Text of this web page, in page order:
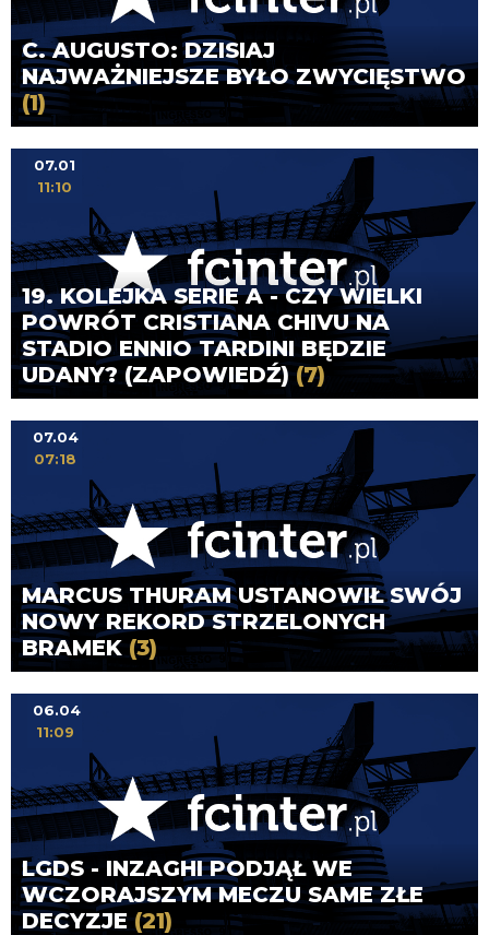
C. AUGUSTO: DZISIAJ
NAJWAŻNIEJSZE BYŁO ZWYCIĘSTWO
(1)
19. KOLEJKA SERIE A - CZY WIELKI
POWRÓT CRISTIANA CHIVU NA
STADIO ENNIO TARDINI BĘDZIE
UDANY? (ZAPOWIEDŹ) (7)
07.01
11:10
MARCUS THURAM USTANOWIŁ SWÓJ
NOWY REKORD STRZELONYCH
BRAMEK (3)
07.04
07:18
LGDS - INZAGHI PODJĄŁ WE
WCZORAJSZYM MECZU SAME ZŁE
DECYZJE (21)
06.04
11:09